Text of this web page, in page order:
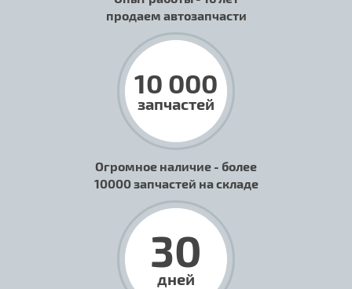
продаем автозапчасти
10 000
запчастей
Огромное наличие - более
10000 запчастей на складе
30
дней